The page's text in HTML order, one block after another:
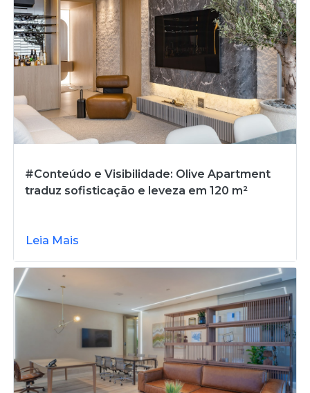
#Conteúdo e Visibilidade: Olive Apartment
traduz sofisticação e leveza em 120 m²
Leia Mais